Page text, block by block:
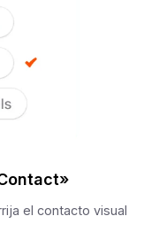
el contacto visual